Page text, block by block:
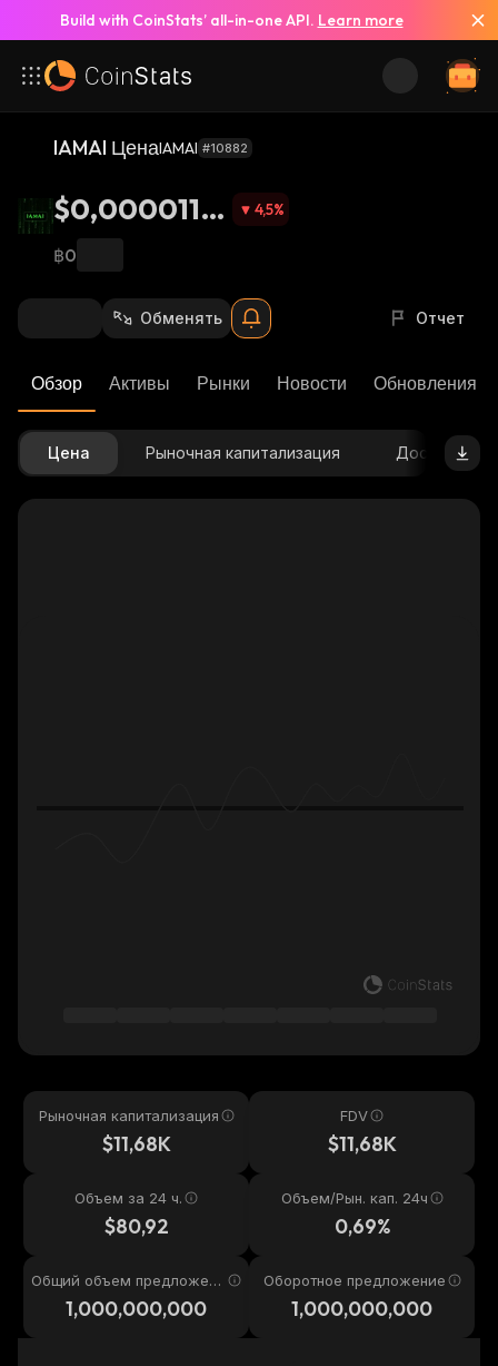
Build with CoinStats’ all-in-one API. Learn more
IAMAI ЦенаIAMAI #10882
$0,0000116
8
4,5%
฿0
Обменять Отчет
Обзор Активы Рынки Новости Обновления
Цена Рыночная капитализация Доступное
Рыночная капитализация
$11,68K
FDV
$11,68K
Объем за 24 ч.
$80,92
Объем/Рын. кап. 24ч
0,69%
Общий объем предложени
1,000,000,000
Оборотное предложение
1,000,000,000